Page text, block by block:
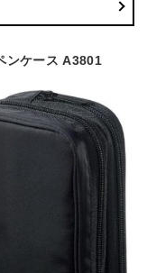
ンケース A3801